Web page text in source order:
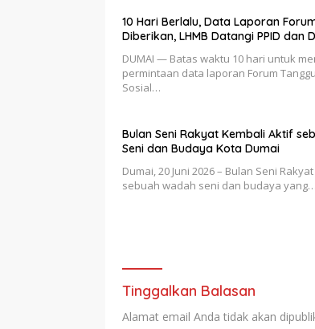
10 Hari Berlalu, Data Laporan
Diberikan, LHMB Datangi PPID dan
DUMAI — Batas waktu 10 hari untuk
permintaan data laporan Forum
Sosial…
Bulan Seni Rakyat Kembali Aktif
Seni dan Budaya Kota Dumai
Dumai, 20 Juni 2026 – Bulan Seni Rakyat
sebuah wadah seni dan budaya yang…
Tinggalkan Balasan
Alamat email Anda tidak akan